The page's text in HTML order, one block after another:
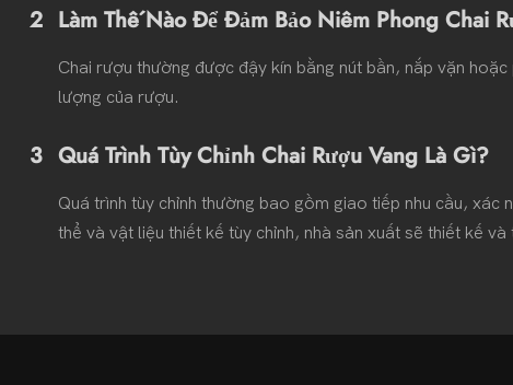
2 Làm Thế Nào Để Đảm Bảo Niêm Phong Chai
Chai rượu thường được đậy kín bằng nút bần, nắp vặn
lượng của rượu.
3 Quá Trình Tùy Chỉnh Chai Rượu Vang Là Gì?
Quá trình tùy chỉnh thường bao gồm giao tiếp nhu cầu,
thể và vật liệu thiết kế tùy chỉnh, nhà sản xuất sẽ thiết kế